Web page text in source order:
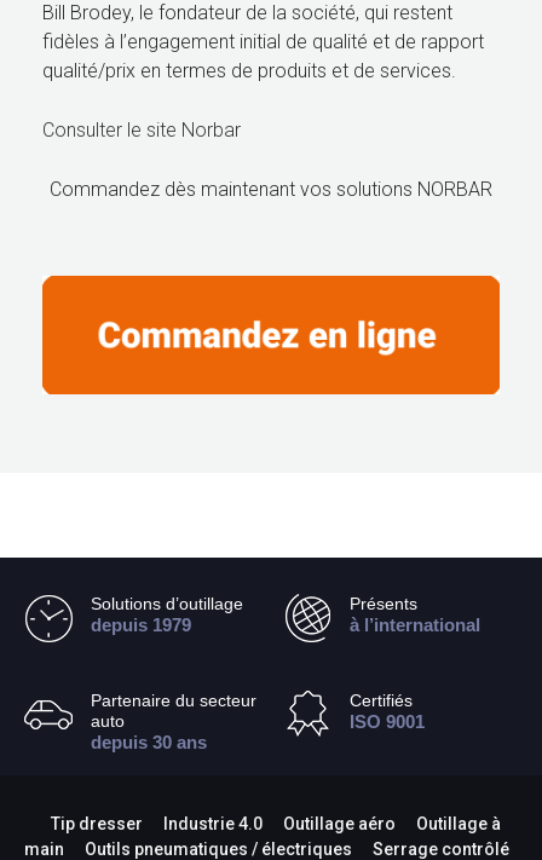
Bill Brodey, le fondateur de la société, qui restent
fidèles à l’engagement initial de qualité et de rapport
qualité/prix en termes de produits et de services.
Consulter le site Norbar
Commandez dès maintenant vos solutions NORBAR
Solutions d’outillage
depuis 1979
Présents
à l’international
Partenaire du secteur
auto
depuis 30 ans
Certifiés
ISO 9001
Tip dresser Industrie 4.0 Outillage aéro
Outillage à
main
Outils pneumatiques / électriques
Serrage contrôlé